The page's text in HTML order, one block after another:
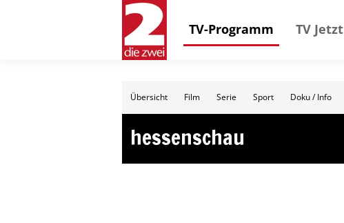
TV-Programm TV Jetzt
Übersicht Film Serie Sport Doku / Info
hessenschau